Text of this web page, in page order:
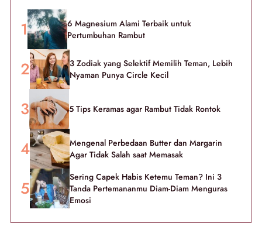
6 Magnesium Alami Terbaik untuk
Pertumbuhan Rambut
3 Zodiak yang Selektif Memilih Teman, Lebih
Nyaman Punya Circle Kecil
5 Tips Keramas agar Rambut Tidak Rontok
Mengenal Perbedaan Butter dan Margarin
Agar Tidak Salah saat Memasak
Sering Capek Habis Ketemu Teman? Ini 3
Tanda Pertemananmu Diam-Diam Menguras
Emosi